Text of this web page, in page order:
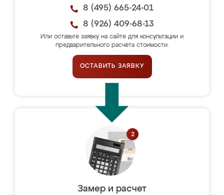
8 (495) 665-24-01
8 (926) 409-68-13
Или оставьте заявку на сайте для консультации и
предварительного расчёта стоимости.
ОСТАВИТЬ ЗАЯВКУ
Замер и расчет